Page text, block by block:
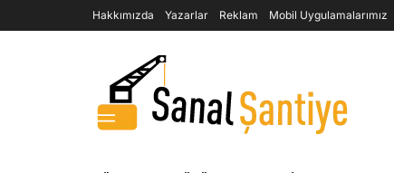
Hakkımızda Yazarlar Reklam Mobil Uygulamalarımız